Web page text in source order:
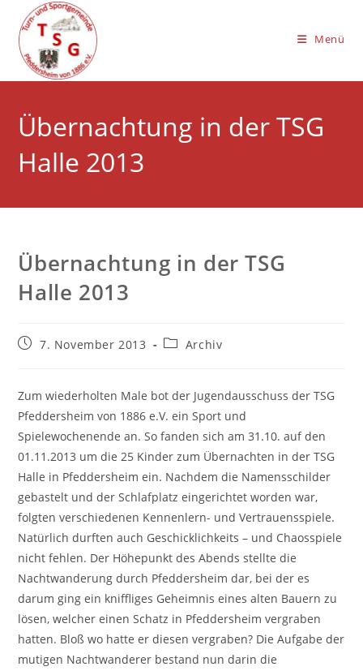
Inhalt
springen
Menü
Übernachtung in der TSG
Halle 2013
Übernachtung in der TSG
Halle 2013
Beitrag7. November 2013
Beitrags-
Archiv
Zum wiederholten Male bot der Jugendausschuss der TSG
Pfeddersheim von 1886 e.V. ein Sport und
Spielewochenende an. So fanden sich am 31.10. auf den
01.11.2013 um die 25 Kinder zum Übernachten in der TSG
Halle in Pfeddersheim ein. Nachdem die Namensschilder
gebastelt und der Schlafplatz eingerichtet worden war,
folgten verschiedenen Kennenlern- und Vertrauensspiele.
Natürlich durften auch Geschicklichkeits – und Chaosspiele
nicht fehlen. Der Höhepunkt des Abends stellte die
Nachtwanderung durch Pfeddersheim dar, bei der es
darum ging ein kniffliges Geheimnis eines alten Bauern zu
lösen, welcher einen Schatz in Pfeddersheim vergraben
hatten. Bloß wo hatte er diesen vergraben? Die Aufgabe der
mutigen Nachtwanderer bestand nun darin die